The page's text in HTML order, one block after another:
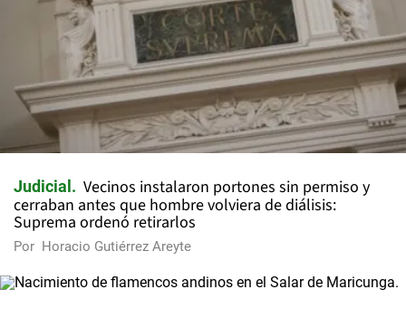
Judicial
Vecinos instalaron portones sin permiso y
cerraban antes que hombre volviera de diálisis:
Suprema ordenó retirarlos
Por Horacio Gutiérrez Areyte